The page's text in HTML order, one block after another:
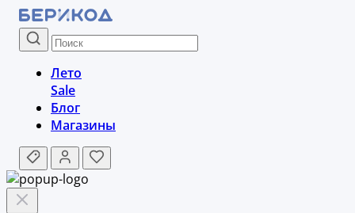
Лето
Sale
Блог
Магазины